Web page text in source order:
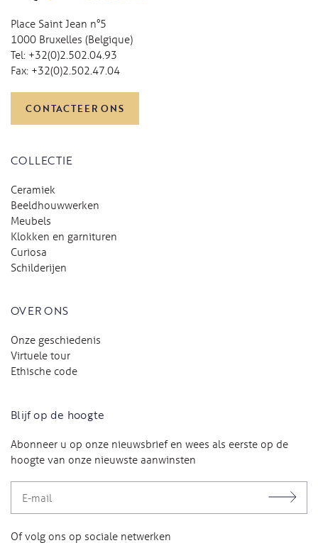
Place Saint Jean n°5
1000 Bruxelles (Belgique)
Tel: +32(0)2.502.04.93
Fax: +32(0)2.502.47.04
CONTACTEER ONS
COLLECTIE
Ceramiek
Beeldhouwwerken
Meubels
Klokken en garnituren
Curiosa
Schilderijen
OVER ONS
Onze geschiedenis
Virtuele tour
Ethische code
Blijf op de hoogte
Abonneer u op onze nieuwsbrief en wees als eerste op de
hoogte van onze nieuwste aanwinsten
Of volg ons op sociale netwerken